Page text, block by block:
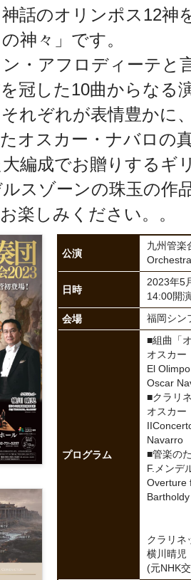
話のオリンポス12神
神々」です。
・アフロディーテと
冠した10曲からなる
れぞれが表情豊かに
オスカー・ナバロの
編成でお贈りするギ
スゾーンの珠玉の
楽しみください。。
公演
九州管楽
日時
2023年5
14:00開
会場 福岡シン
プログラム
■組曲「
オスカー
El
Oscar
■クラリ
オスカー
Navarro
■管楽の
F.メンデ
Overture
Bartholdy
クラリネ
横川晴児
(元NHK